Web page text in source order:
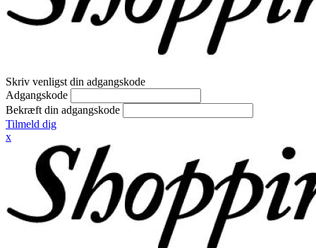
Skriv venligst din adgangskode
Adgangskode
Bekræft din adgangskode
Tilmeld dig
x